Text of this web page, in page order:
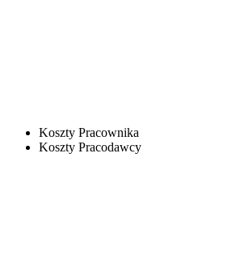
Koszty Pracownika
Koszty Pracodawcy